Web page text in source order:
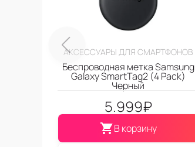
АКСЕССУАРЫ ДЛЯ СМАРТФОНОВ
Беспроводная метка Samsung
Galaxy SmartTag2 (4 Pack)
Черный
5.999₽
В корзину